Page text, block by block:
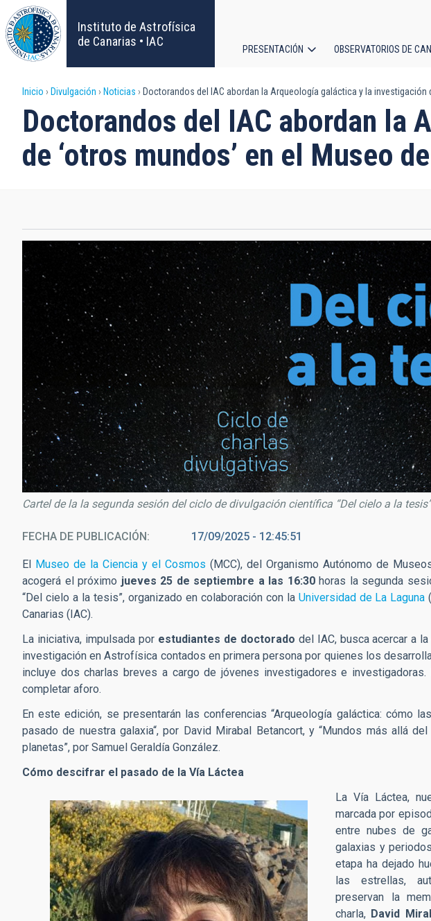
Pasar
al
contenido
principal
Instituto de Astrofísica
de Canarias • IAC
principal
PRESENTACIÓN OBSERVATORIOS DE
Sobrescribir
enlaces
de
a
la
navegación
Inicio Divulgación Noticias Doctorandos del IAC abordan la Arqueología galáctica y la investigación
Doctorandos del IAC abordan la
de ‘otros mundos’ en el Museo
Cartel de la la segunda sesión del ciclo de divulgación científica “Del cielo a la tesis”
FECHA DE PUBLICACIÓN 17/09/2025 - 12:45:51
El Museo de la Ciencia y el Cosmos(MCC), del Organismo Autónomo de
acogerá el próximo jueves 25 de septiembre a las 16:30horas la segunda
“Del cielo a la tesis”, organizado en colaboración con la Universidad de La Laguna
Canarias (IAC).
La iniciativa, impulsada por estudiantes de doctorado del IAC, busca acercar a
investigación en Astrofísica contados en primera persona por quienes los
incluye dos charlas breves a cargo de jóvenes investigadores e
completar aforo.
En este edición, se presentarán las conferencias “Arqueología galáctica: cómo
pasado de nuestra galaxia“, por David Mirabal Betancort, y “Mundos más allá
planetas”, por Samuel Geraldía González.
Cómo descifrar el pasado de la Vía Láctea
La Vía Láctea,
marcada por
entre nubes de
galaxias y
etapa ha dejado
las estrellas,
preservan la
charla, David